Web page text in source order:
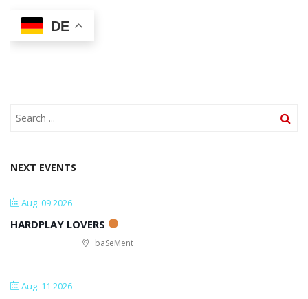
DE
NEXT EVENTS
Aug. 09 2026
HARDPLAY LOVERS
baSeMent
Aug. 11 2026